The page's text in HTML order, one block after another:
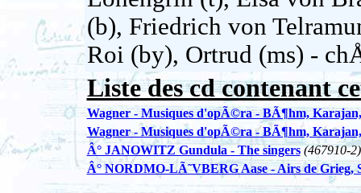
(b), Friedrich von
Roi (by), Ortrud (ms) -
Liste des cd contenant
Wagner - Musiques d'opÃ©ra - BÃ¶hm,
Wagner - Musiques d'opÃ©ra - BÃ¶hm,
Â° JANOWITZ Gundula - The singers (467910-2)
Â° NORDMO-LÃ˜VBERG Aase - Airs de Grieg,